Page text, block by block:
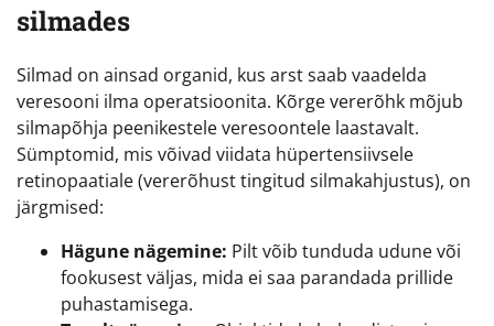
silmades
Silmad on ainsad organid, kus arst saab vaadelda
veresooni ilma operatsioonita. Kõrge vererõhk mõjub
silmapõhja peenikestele veresoontele laastavalt.
Sümptomid, mis võivad viidata hüpertensiivsele
retinopaatiale (vererõhust tingitud silmakahjustus), on
järgmised:
Hägune nägemine: Pilt võib tunduda udune või
fookusest väljas, mida ei saa parandada prillide
puhastamisega.